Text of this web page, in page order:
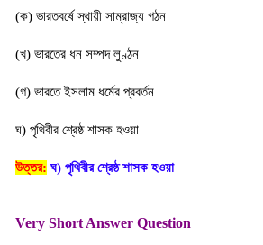
(ক) ভারতবর্ষে স্থায়ী সাম্রাজ্য গঠন
(খ) ভারতের ধন সম্পদ লুণ্ঠন
(গ) ভারতে ইসলাম ধর্মের প্রবর্তন
ঘ) পৃথিবীর শ্রেষ্ঠ শাসক হওয়া
উত্তর: ঘ) পৃথিবীর শ্রেষ্ঠ শাসক হওয়া
Very Short Answer Question